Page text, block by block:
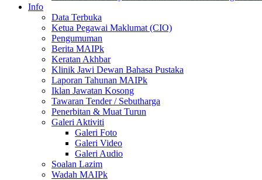
Info
Data Terbuka
Ketua Pegawai Maklumat (CIO)
Pengumuman
Berita MAIPk
Keratan Akhbar
Klinik Jawi Dewan Bahasa Pustaka
Laporan Tahunan MAIPk
Iklan Jawatan Kosong
Tawaran Tender / Sebutharga
Penerbitan & Muat Turun
Galeri Aktiviti
Galeri Foto
Galeri Video
Galeri Audio
Soalan Lazim
Wadah MAIPk